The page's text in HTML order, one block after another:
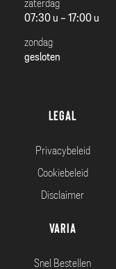
zaterdag
07:30 u - 17:00 u
zondag
gesloten
Legal
Privacybeleid
Cookiebeleid
Disclaimer
Varia
Snel Bestellen